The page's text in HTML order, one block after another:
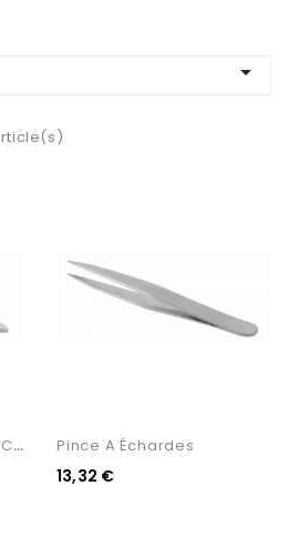

P
Ince À Épiler Droite 9,5 Cm Pince A Échardes
13,32 €